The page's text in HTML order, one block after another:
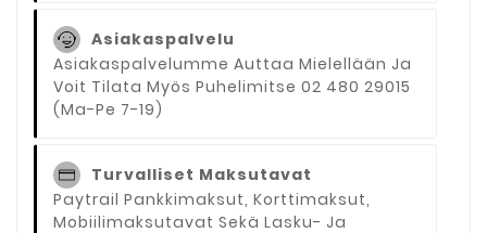
Asiakaspalvelu
Asiakaspalvelumme Auttaa Mielellään Ja
Voit Tilata Myös Puhelimitse 02 480 29015
(ma-Pe 7-19)
Turvalliset Maksutavat
Paytrail Pankkimaksut, Korttimaksut,
Mobiilimaksutavat Sekä Lasku- Ja